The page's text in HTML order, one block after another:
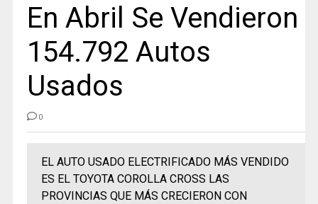
En Abril Se Vendieron
154.792 Autos
Usados
0
EL AUTO USADO ELECTRIFICADO MÁS VENDIDO
ES EL TOYOTA COROLLA CROSS LAS
PROVINCIAS QUE MÁS CRECIERON CON